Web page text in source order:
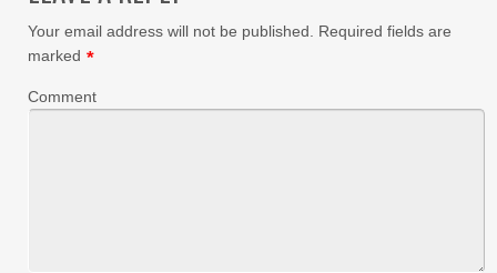
Your email address will not be published.
Required fields are
marked *
Comment